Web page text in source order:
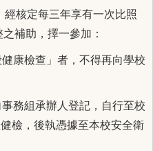
核定每三年享有一次比照
補助，擇一參加：
康檢查」者，不得再向學校
務組承辦人登記，自行至校
檢，後執憑據至本校安全衛